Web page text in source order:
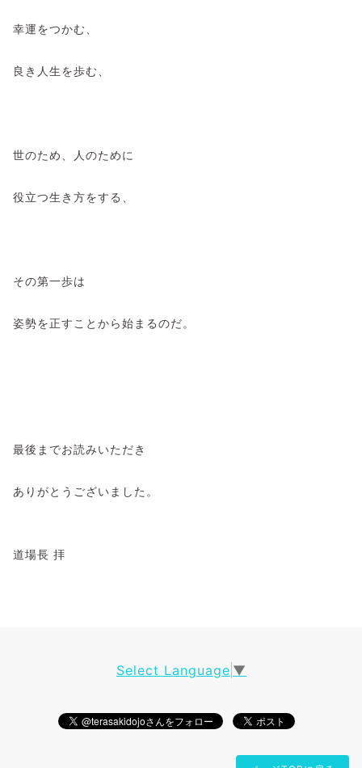
幸運をつかむ、
良き人生を歩む、
世のため、人のために
役立つ生き方をする、
その第一歩は
姿勢を正すことから始まるのだ。
最後までお読みいただき
ありがとうございました。
道場長 拝
Select Language ▼